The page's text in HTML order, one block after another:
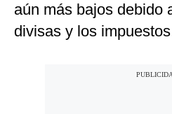
aún más bajos debido
divisas y los